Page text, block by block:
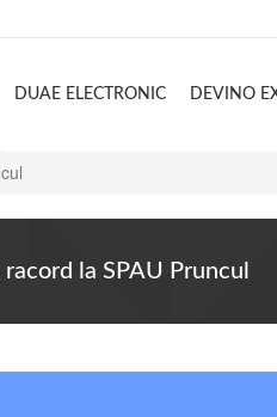
DUAE ELECTRONIC DEVINO
la SPAU Pruncul